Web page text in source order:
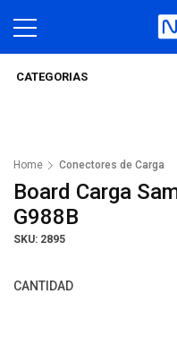
CATEGORIAS
Home Conectores de Carga
Board Carga
G988B
SKU: 2895
CANTIDAD